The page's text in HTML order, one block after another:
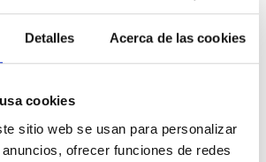
Detalles Acerca de las cookies
cookies
sitio web se usan para personalizar
ofrecer funciones de redes
Foro de Aktibación del proceso deliberativo
tendrá lugar el día 14 a las 18:00 en Tolosa.